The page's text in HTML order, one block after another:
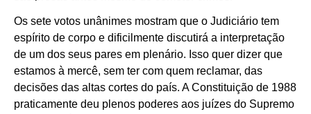
Os sete votos unânimes mostram que o Judiciário tem
espírito de corpo e dificilmente discutirá a interpretação
de um dos seus pares em plenário. Isso quer dizer que
estamos à mercê, sem ter com quem reclamar, das
decisões das altas cortes do país. A Constituição de 1988
praticamente deu plenos poderes aos juízes do Supremo